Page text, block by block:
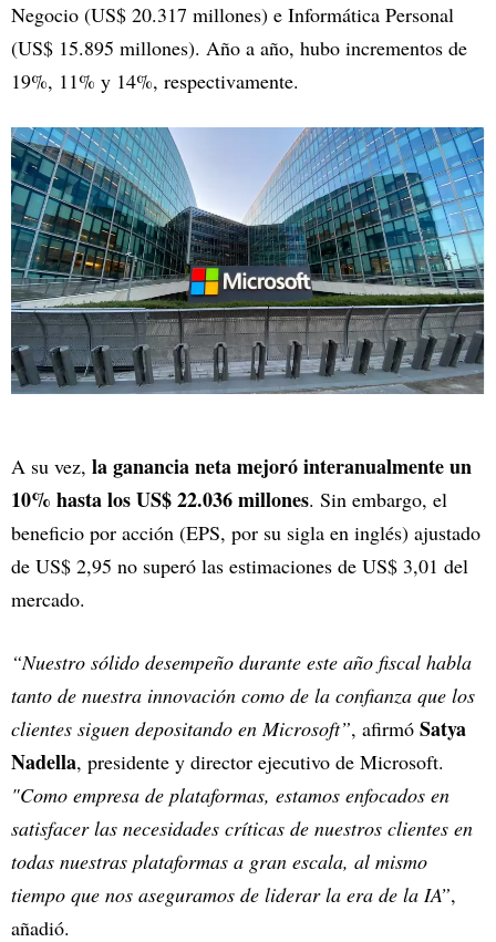
Negocio (US$ 20.317 millones) e Informática Personal
(US$ 15.895 millones). Año a año, hubo incrementos de
19%, 11% y 14%, respectivamente.
A su vez, la ganancia neta mejoró interanualmente un
10% hasta los US$ 22.036 millones. Sin embargo, el
beneficio por acción (EPS, por su sigla en inglés) ajustado
de US$ 2,95 no superó las estimaciones de US$ 3,01 del
mercado.
“Nuestro sólido desempeño durante este año fiscal habla
tanto de nuestra innovación como de la confianza que los
clientes siguen depositando en Microsoft”, afirmó Satya
Nadella, presidente y director ejecutivo de Microsoft.
"Como empresa de plataformas, estamos enfocados en
satisfacer las necesidades críticas de nuestros clientes en
todas nuestras plataformas a gran escala, al mismo
tiempo que nos aseguramos de liderar la era de la IA”,
añadió.